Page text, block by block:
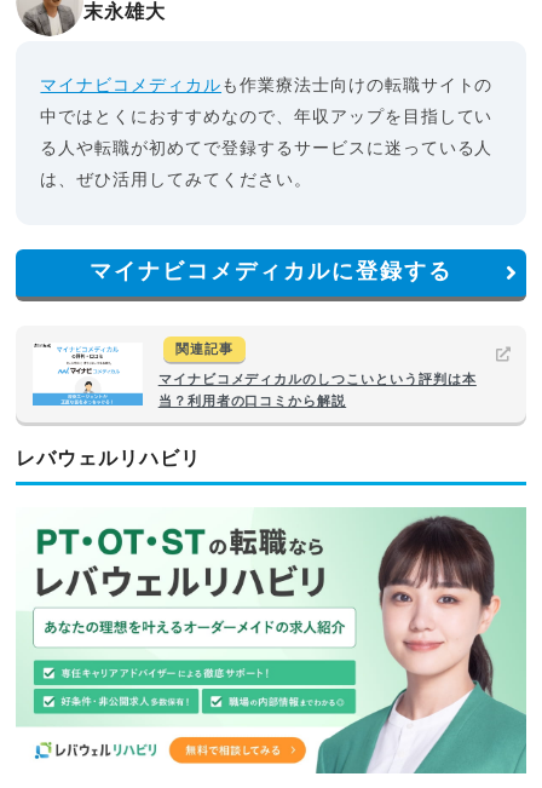
末永雄大
マイナビコメディカル も作業療法士向けの転職サイトの
中ではとくにおすすめなので、年収アップを目指してい
る人や転職が初めてで登録するサービスに迷っている人
は、ぜひ活用してみてください。
マイナビコメディカルに登録する
関連記事
マイナビコメディカルのしつこいという評判は本
当？利用者の口コミから解説
レバウェルリハビリ